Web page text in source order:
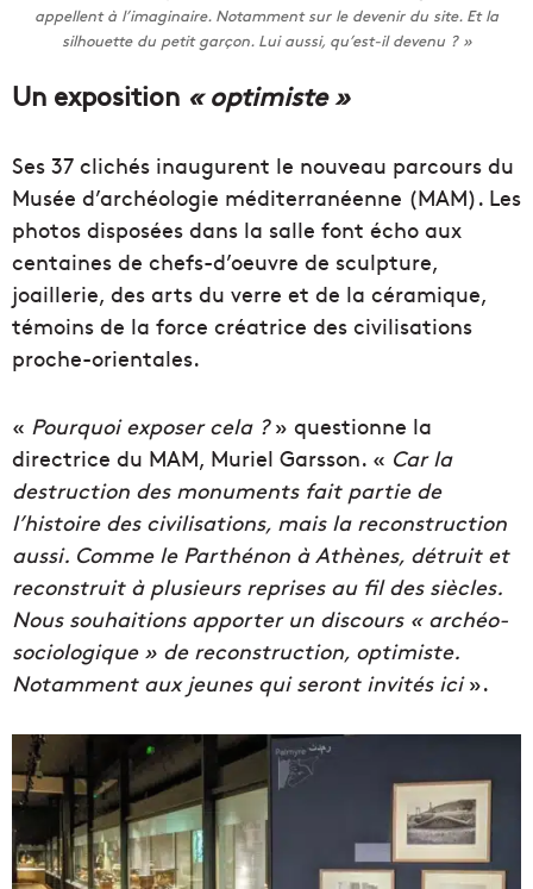
appellent à l’imaginaire. Notamment sur le devenir du site. Et la
silhouette du petit garçon. Lui aussi, qu’est-il devenu ?»
Un exposition « optimiste »
Ses 37 clichés inaugurent le nouveau parcours du
Musée d’archéologie méditerranéenne (MAM). Les
photos disposées dans la salle font écho aux
centaines de chefs-d’oeuvre de sculpture,
joaillerie, des arts du verre et de la céramique,
témoins de la force créatrice des civilisations
proche-orientales.
« Pourquoi exposer cela ?» questionne la
directrice du MAM, Muriel Garsson. « Car la
destruction des monuments fait partie de
l’histoire des civilisations, mais la reconstruction
aussi. Comme le Parthénon à Athènes, détruit et
reconstruit à plusieurs reprises au fil des siècles.
Nous souhaitions apporter un discours « archéo-
sociologique » de reconstruction, optimiste.
Notamment aux jeunes qui seront invités ici».